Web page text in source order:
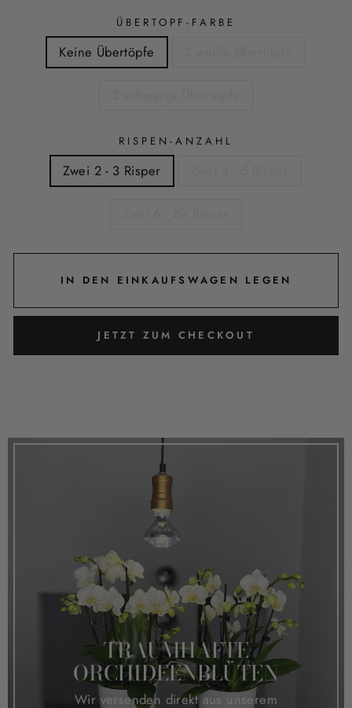
ÜBERTOPF-FARBE
Keine Übertöpfe
RISPEN-ANZAHL
Zwei 2 - 3 Risper
IN DEN EINKAUFSWAGEN LEGEN
JETZT ZUM CHECKOUT
TRAUMHAFTE
ORCHIDEENBLÜTEN
Wir versenden direkt aus unserem